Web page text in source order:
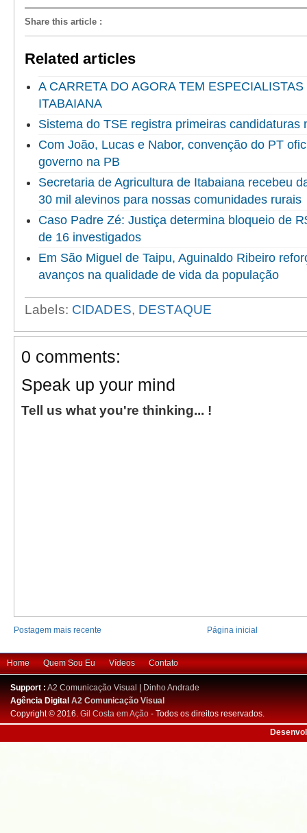
Share this article :
Related articles
A CARRETA DO AGORA TEM
ITABAIANA
Sistema do TSE registra primeiras candidaturas
Com João, Lucas e Nabor, convenção do PT
governo na PB
Secretaria de Agricultura de Itabaiana recebeu
30 mil alevinos para nossas comunidades rurais
Caso Padre Zé: Justiça determina bloqueio de
de 16 investigados
Em São Miguel de Taipu, Aguinaldo Ribeiro
avanços na qualidade de vida da população
Labels: CIDADES, DESTAQUE
0 comments:
Speak up your mind
Tell us what you're thinking... !
Postagem mais recente Página inicial
Home Quem Sou Eu Vídeos Contato
Support : A2 Comunicação Visual | Dinho Andrade
Agência DigitalA2 Comunicação Visual
Copyright © 2016. Gil Costa em Ação - Todos os direitos reservados.